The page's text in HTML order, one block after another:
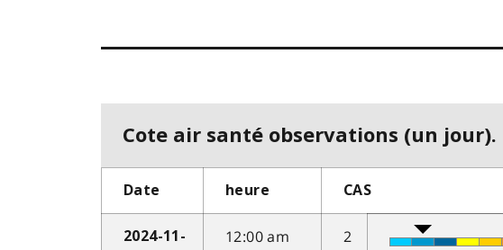
Cote air santé observations (un jour).
Date heure CAS
2024-11-
12:00 am
2